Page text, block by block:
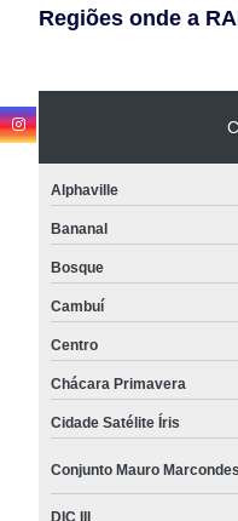
Regiões onde a
Alphaville
Bananal
Bosque
Cambuí
Centro
Chácara Primavera
Cidade Satélite Íris
Conjunto Mauro Marcondes
DIC III